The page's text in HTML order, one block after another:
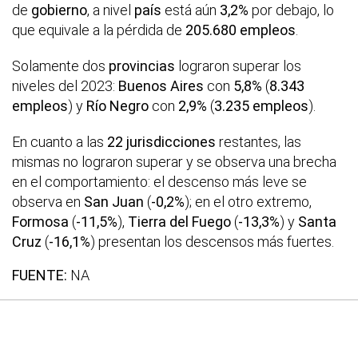
de gobierno, a nivel país está aún 3,2% por debajo, lo
que equivale a la pérdida de 205.680 empleos
Solamente dos provincias lograron superar los
niveles del 2023: Buenos Aires con 5,8% (8.343
empleos) y Río Negro con 2,9% (3.235 empleos).
En cuanto a las 22 jurisdicciones restantes, las
mismas no lograron superar y se observa una brecha
en el comportamiento: el descenso más leve se
observa en San Juan (-0,2%); en el otro extremo,
Formosa (-11,5%), Tierra del Fuego (-13,3%) y Santa
Cruz (-16,1%) presentan los descensos más fuertes.
FUENTE: NA